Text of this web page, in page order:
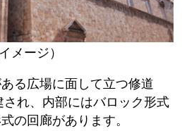
イメージ）
る広場に面して立つ修道
され、内部にはバロック形式
の回廊があります。